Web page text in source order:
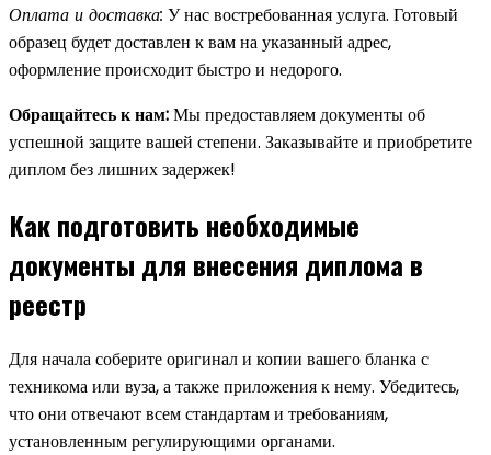
Оплата и доставка: У нас востребованная услуга. Готовый
образец будет доставлен к вам на указанный адрес,
оформление происходит быстро и недорого.
Обращайтесь к нам:Мы предоставляем документы об
успешной защите вашей степени. Заказывайте и приобретите
диплом без лишних задержек!
Как подготовить необходимые
документы для внесения диплома в
реестр
Для начала соберите оригинал и копии вашего бланка с
техникома или вуза, а также приложения к нему. Убедитесь,
что они отвечают всем стандартам и требованиям,
установленным регулирующими органами.